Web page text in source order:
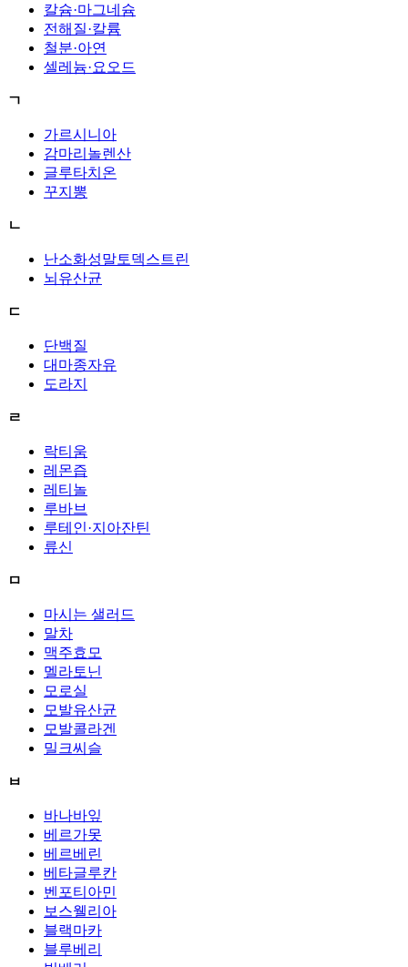
칼슘·마그네슘
전해질·칼륨
철분·아연
셀레늄·요오드
ㄱ
가르시니아
감마리놀렌산
글루타치온
꾸지뽕
ㄴ
난소화성말토덱스트린
뇌유산균
ㄷ
단백질
대마종자유
도라지
ㄹ
락티움
레몬즙
레티놀
루바브
루테인·지아잔틴
류신
ㅁ
마시는 샐러드
말차
맥주효모
멜라토닌
모로실
모발유산균
모발콜라겐
밀크씨슬
ㅂ
바나바잎
베르가못
베르베린
베타글루칸
벤포티아민
보스웰리아
블랙마카
블루베리